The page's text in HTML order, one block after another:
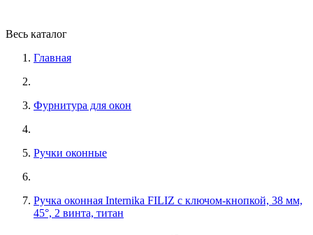
Весь каталог
Главная
Фурнитура для окон
Ручки оконные
Ручка оконная Internika FILIZ с ключом-кнопкой, 38 мм,
45°, 2 винта, титан